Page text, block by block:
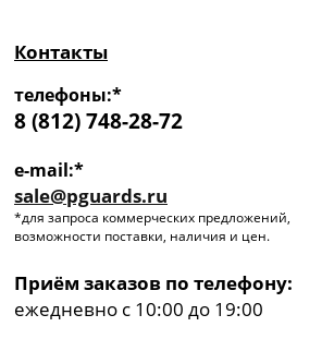
Контакты
телефоны:*
8 (812) 748-28-72
e-mail:*
sale@pguards.ru
*для запроса коммерческих предложений,
возможности поставки, наличия и цен.
Приём заказов по телефону:
ежедневно с 10:00 до 19:00